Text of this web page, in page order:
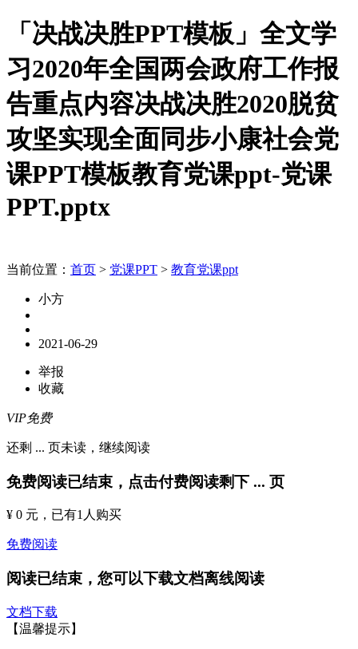
「决战决胜PPT模板」全文学
习2020年全国两会政府工作报
告重点内容决战决胜2020脱贫
攻坚实现全面同步小康社会党
课PPT模板教育党课ppt-党课
PPT.pptx
当前位置： 首页 > 党课PPT > 教育党课ppt
小方
2021-06-29
举报
收藏
VIP免费
还剩 ... 页未读， 继续阅读
免费阅读已结束，点击付费阅读剩下 ... 页
¥ 0 元 ，已有1 人购买
免费阅读
阅读已结束，您可以下载文档离线阅读
文档下载
【温馨提示】